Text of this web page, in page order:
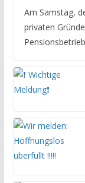
Am Samstag,
privaten